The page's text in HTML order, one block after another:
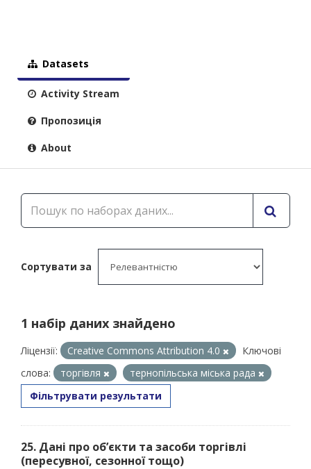
Datasets
Activity Stream
Пропозиція
About
Сортувати за
1 набір даних знайдено
Ліцензії: Creative Commons Attribution 4.0
Ключові
слова:
торгівля
тернопільська міська рада
Фільтрувати результати
25. Дані про об’єкти та засоби торгівлі
(пересувної, сезонної тощо)